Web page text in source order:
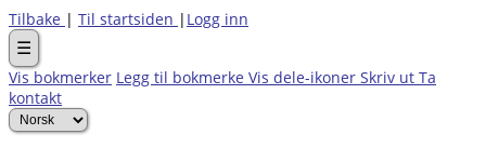
Tilbake | Til startsiden | Logg inn
☰
Vis bokmerker Legg til bokmerke Vis dele-ikoner Skriv ut Ta
kontakt